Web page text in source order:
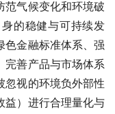
范气候变化和环境破
的稳健与可持续发
色金融标准体系、强
完善产品与市场体系
忽视的环境负外部性
益）进行合理量化与